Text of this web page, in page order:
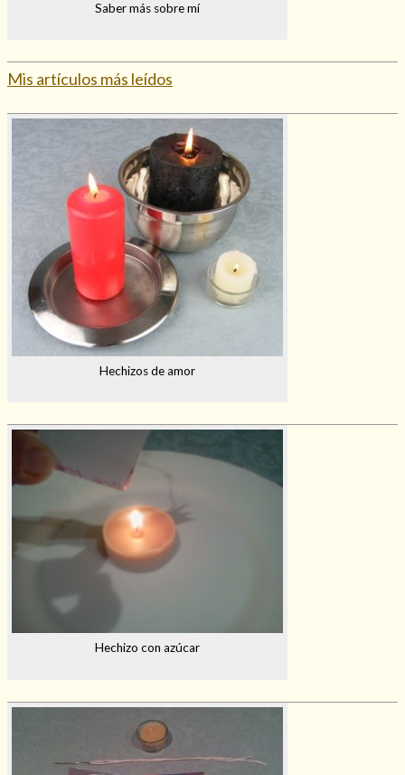
Saber más sobre mí
Mis artículos más leídos
Hechizos de amor
Hechizo con azúcar